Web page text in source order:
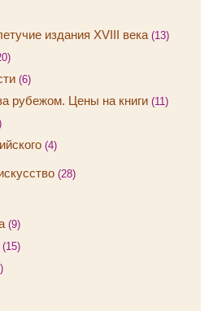
издания XVIII века (13)
(6)
рубежом. Цены на книги (11)
(4)
(28)
(9)
(15)